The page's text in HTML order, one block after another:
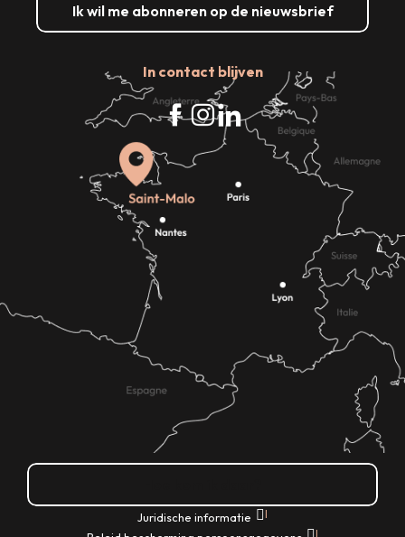
Ik wil me abonneren op de nieuwsbrief
In contact blijven
Juridische informatie |
|